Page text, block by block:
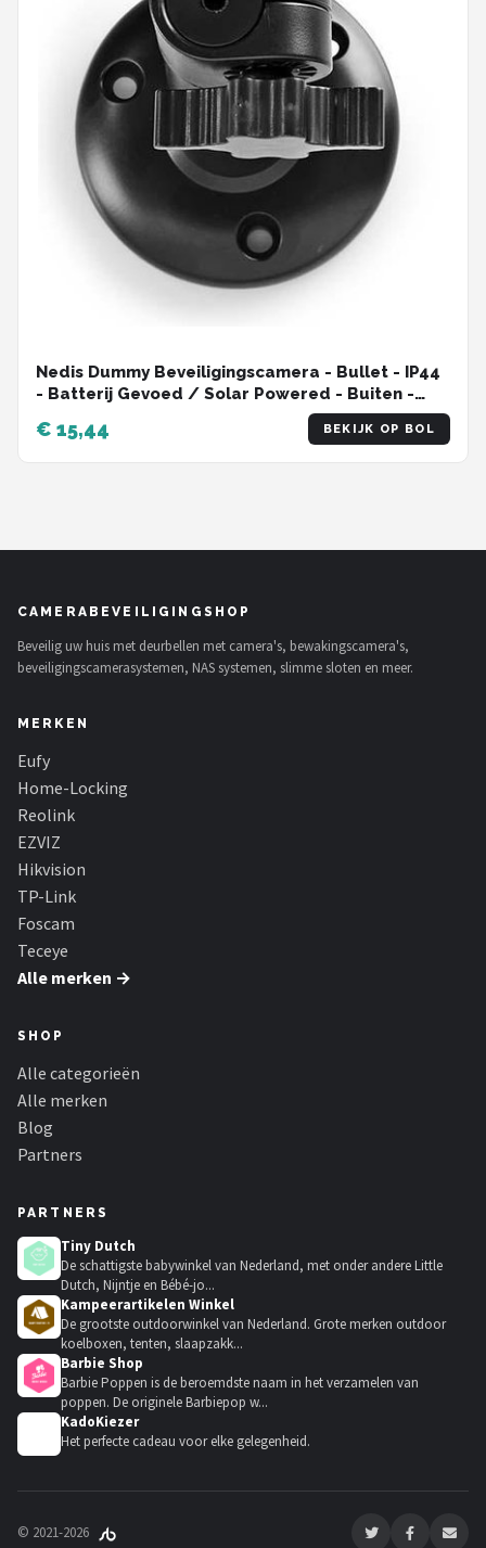
Nedis Dummy Beveiligingscamera - Bullet - IP44
- Batterij Gevoed / Solar Powered - Buiten -
€ 15,44 BEKIJK OP BOL
CAMERABEVEILIGINGSHOP
Beveilig uw huis met deurbellen met camera's, bewakingscamera's,
beveiligingscamerasystemen, NAS systemen, slimme sloten en meer.
MERKEN
Eufy
Home-Locking
Reolink
EZVIZ
Hikvision
TP-Link
Foscam
Teceye
Alle merken →
SHOP
Alle categorieën
Alle merken
Blog
Partners
PARTNERS
Tiny Dutch
De schattigste babywinkel van Nederland, met onder andere Little
Dutch, Nijntje en Bébé-jo...
Kampeerartikelen Winkel
De grootste outdoorwinkel van Nederland. Grote merken outdoor
koelboxen, tenten, slaapzakk...
Barbie Shop
Barbie Poppen is de beroemdste naam in het verzamelen van
poppen. De originele Barbiepop w...
KadoKiezer
Het perfecte cadeau voor elke gelegenheid.
© 2021-2026